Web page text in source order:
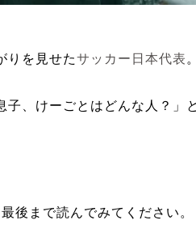
りを見せたサッカー日本代表
、けーごとはどんな人？
後まで読んでみてください。